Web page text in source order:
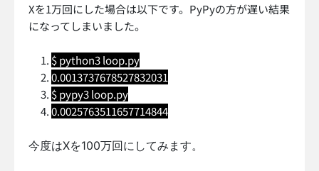
Xを1万回にした場合は以下です。PyPyの方が遅い結果
になってしまいました。
$ python3 loop.py
0.0013737678527832031
$ pypy3 loop.py
0.0025763511657714844
今度はXを100万回にしてみます。